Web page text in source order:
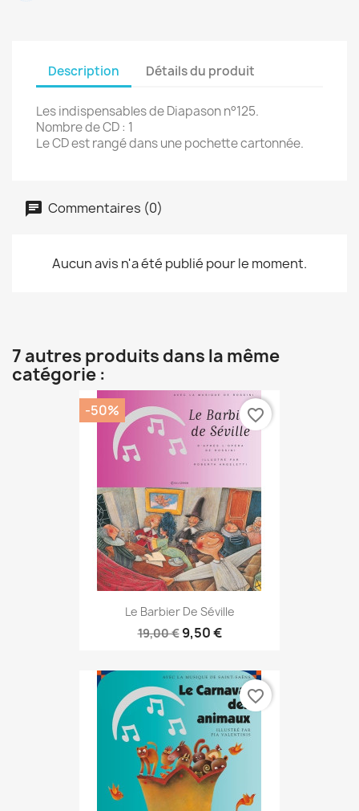
Description Détails du produit
Les indispensables de Diapason n°125.
Nombre de CD : 1
Le CD est rangé dans une pochette cartonnée.
Commentaires (0)
Aucun avis n'a été publié pour le moment.
7 autres produits dans la même
catégorie :
Le Barbier De Séville
19,00 € 9,50 €
-50% favorite_border
favorite_border